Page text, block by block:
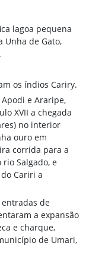
lagoa pequena
Unha de Gato,
os índios Cariry.
e Araripe,
XVII a chegada
no interior
ouro em
corrida para a
Salgado, e
Cariri a
entradas de
a expansão
e charque,
de Umari,